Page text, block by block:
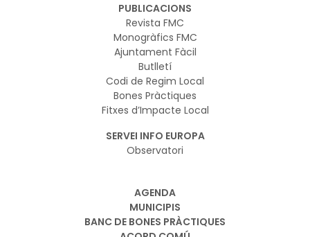
PUBLICACIONS
Revista FMC
Monogràfics FMC
Ajuntament Fàcil
Butlletí
Codi de Regim Local
Bones Pràctiques
Fitxes d’Impacte Local
SERVEI INFO EUROPA
Observatori
AGENDA
MUNICIPIS
BANC DE BONES PRÀCTIQUES